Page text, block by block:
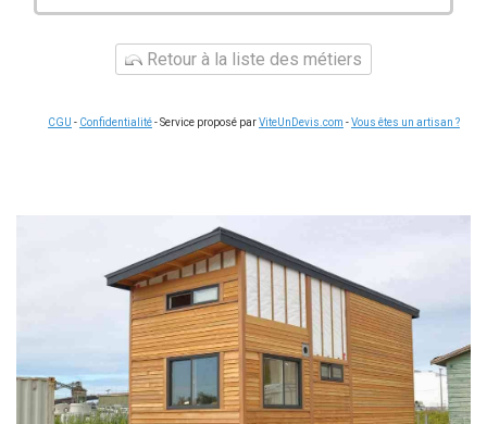
Retour à la liste des métiers
CGU - Confidentialité- Service proposé parViteUnDevis.com -Vous êtes un artisan ?